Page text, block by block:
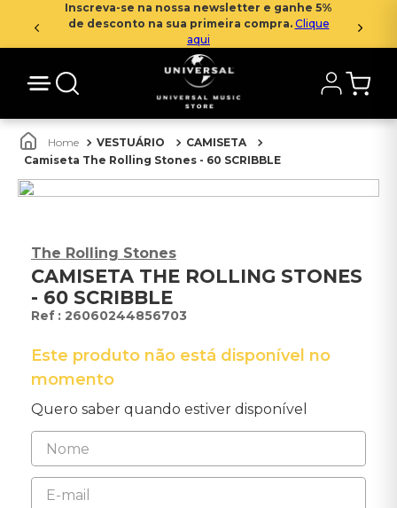
Inscreva-se na nossa newsletter e ganhe 5%
de desconto na sua primeira compra. Clique
aqui
VESTUÁRIO
CAMISETA
Camiseta The Rolling Stones - 60 SCRIBBLE
The Rolling Stones
CAMISETA THE ROLLING STONES
- 60 SCRIBBLE
: 26060244856703
Este produto não está disponível no
momento
Quero saber quando estiver disponível